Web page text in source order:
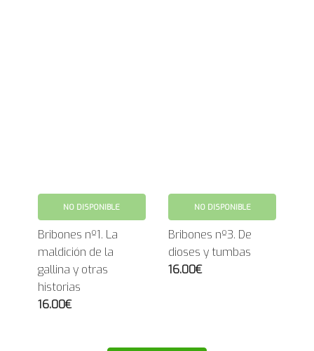
NO DISPONIBLE
Bribones nº1. La
maldición de la
gallina y otras
historias
16.00€
NO DISPONIBLE
Bribones nº3. De
dioses y tumbas
16.00€